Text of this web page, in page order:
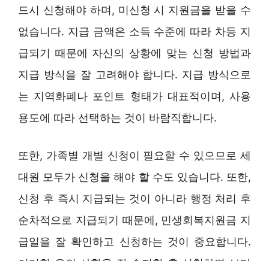
드시 신청해야 하며, 미신청 시 지원금을 받을 수
없습니다. 지급 금액은 소득 수준에 따라 차등 지
급되기 때문에 자신의 상황에 맞는 신청 방법과
지급 방식을 잘 고려해야 합니다. 지급 방식으로
는 지역화폐나 포인트 형태가 대표적이며, 사용
용도에 따라 선택하는 것이 바람직합니다.
또한, 가족별 개별 신청이 필요할 수 있으므로 세
대원 모두가 신청을 해야 할 수도 있습니다. 또한,
신청 후 즉시 지급되는 것이 아니라 행정 처리 후
순차적으로 지급되기 때문에, 민생회복지원금 지
급일을 잘 확인하고 신청하는 것이 중요합니다.